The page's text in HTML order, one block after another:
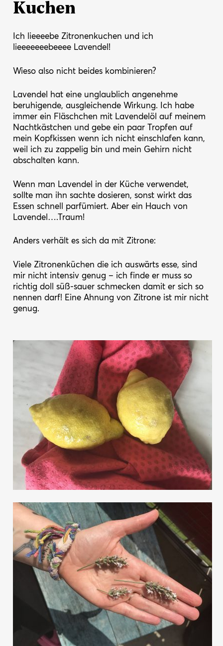
Kuchen
Ich lieeeebe Zitronenkuchen und ich
lieeeeeeebeeee Lavendel!
Wieso also nicht beides kombinieren?
Lavendel hat eine unglaublich angenehme
beruhigende, ausgleichende Wirkung. Ich habe
immer ein Fläschchen mit Lavendelöl auf meinem
Nachtkästchen und gebe ein paar Tropfen auf
mein Kopfkissen wenn ich nicht einschlafen kann,
weil ich zu zappelig bin und mein Gehirn nicht
abschalten kann.
Wenn man Lavendel in der Küche verwendet,
sollte man ihn sachte dosieren, sonst wirkt das
Essen schnell parfümiert. Aber ein Hauch von
Lavendel….Traum!
Anders verhält es sich da mit Zitrone:
Viele Zitronenküchen die ich auswärts esse, sind
mir nicht intensiv genug – ich finde er muss so
richtig doll süß-sauer schmecken damit er sich so
nennen darf! Eine Ahnung von Zitrone ist mir nicht
genug.